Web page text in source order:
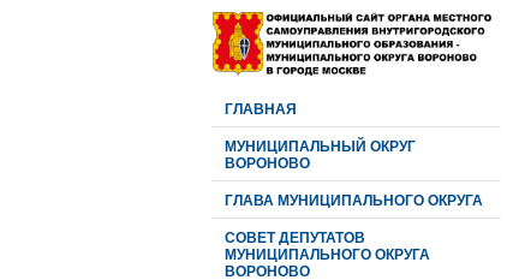
ГЛАВНАЯ
МУНИЦИПАЛЬНЫЙ ОКРУГ
ВОРОНОВО
ГЛАВА МУНИЦИПАЛЬНОГО ОКРУГА
CОВЕТ ДЕПУТАТОВ
МУНИЦИПАЛЬНОГО ОКРУГА
ВОРОНОВО